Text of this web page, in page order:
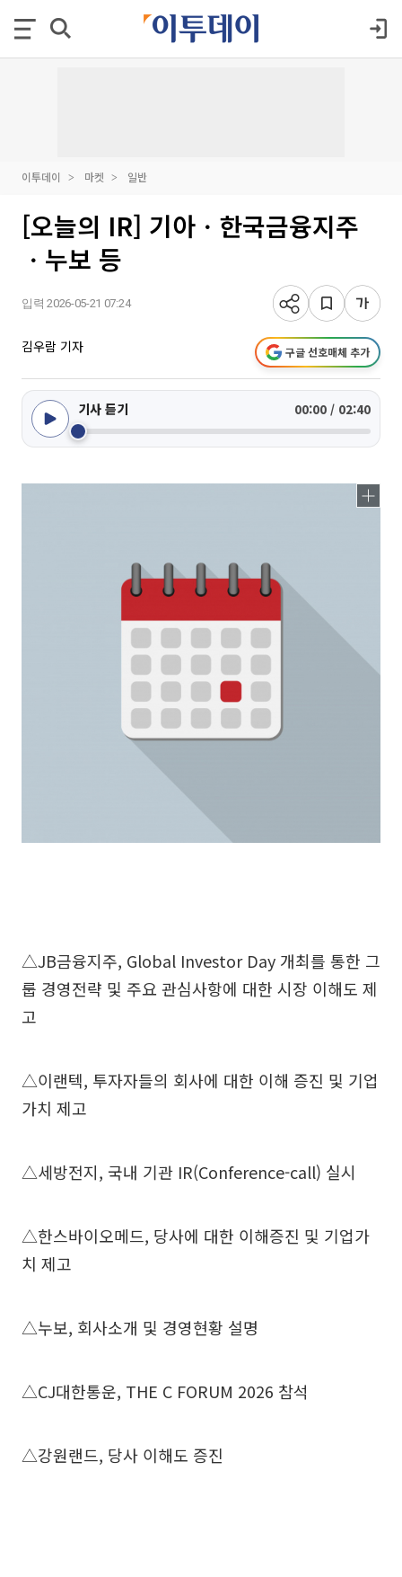
이투데이 마켓 일반
[오늘의 IR] 기아ㆍ한국금융지주
ㆍ누보 등
입력 2026-05-21 07:24
김우람 기자 구글 선호매체 추가
기사 듣기 00:00 / 02:40
△JB금융지주, Global Investor Day 개최를 통한 그
룹 경영전략 및 주요 관심사항에 대한 시장 이해도 제
고
△이랜텍, 투자자들의 회사에 대한 이해 증진 및 기업
가치 제고
△세방전지, 국내 기관 IR(Conference-call) 실시
△한스바이오메드, 당사에 대한 이해증진 및 기업가
치 제고
△누보, 회사소개 및 경영현황 설명
△CJ대한통운, THE C FORUM 2026 참석
△강원랜드, 당사 이해도 증진